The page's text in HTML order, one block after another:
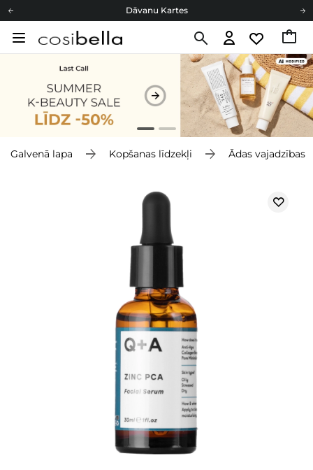
Dāvanu Kartes
Cosibella lojalitātes programma
Galvenā lapa Kopšanas līdzekļi Ādas vajadzības